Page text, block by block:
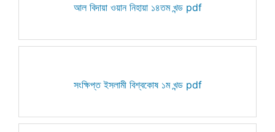
আল বিদায়া ওয়ান নিহায়া ১৪তম খন্ড pdf
সংক্ষিপ্ত ইসলামী বিশ্বকোষ ১ম খন্ড pdf